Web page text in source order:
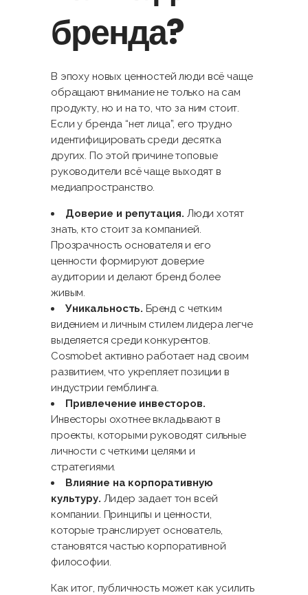
бренда?
В эпоху новых ценностей люди всё чаще
обращают внимание не только на сам
продукту, но и на то, что за ним стоит.
Если у бренда “нет лица”, его трудно
идентифицировать среди десятка
других. По этой причине топовые
руководители всё чаще выходят в
медиапространство.
Доверие и репутация. Люди хотят
знать, кто стоит за компанией.
Прозрачность основателя и его
ценности формируют доверие
аудитории и делают бренд более
живым.
Уникальность. Бренд с четким
видением и личным стилем лидера легче
выделяется среди конкурентов.
Cosmobet активно работает над своим
развитием, что укрепляет позиции в
индустрии гемблинга.
Привлечение инвесторов.
Инвесторы охотнее вкладывают в
проекты, которыми руководят сильные
личности с четкими целями и
стратегиями.
Влияние на корпоративную
культуру. Лидер задает тон всей
компании. Принципы и ценности,
которые транслирует основатель,
становятся частью корпоративной
философии.
Как итог, публичность может как усилить